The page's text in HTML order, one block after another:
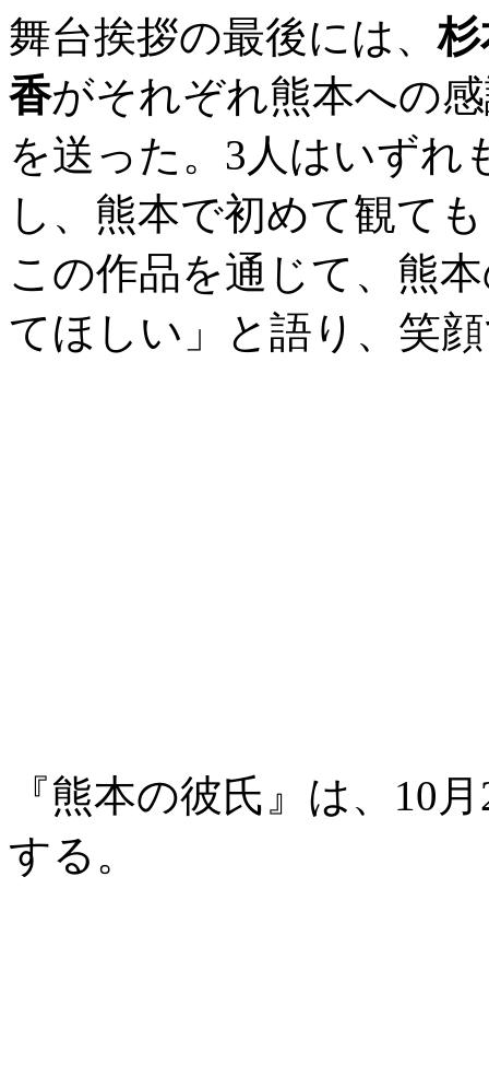
舞台挨拶の最後には、
香がそれぞれ熊本への
を送った。3人はいずれ
し、熊本で初めて観て
この作品を通じて、熊
てほしい」と語り、笑
『熊本の彼氏』は、10
する。